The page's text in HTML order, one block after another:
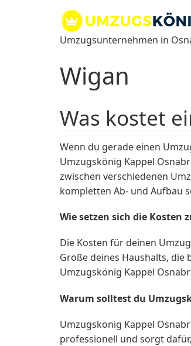
Umzugsunternehmen in
Wigan
Was kostet
Wenn du gerade einen
Umzugskönig Kappel
zwischen verschiedenen
kompletten Ab- und Aufbau
Wie setzen sich die Kosten
Die Kosten für deinen
Größe deines Haushalts,
Umzugskönig Kappel
Warum solltest du
Umzugskönig Kappel
professionell und sorgt